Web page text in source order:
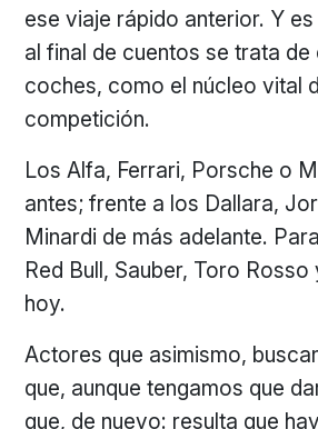
ese viaje rápido anterior. Y
al final de cuentos se trata
coches, como el núcleo vital
competición.
Los Alfa, Ferrari, Porsche o
antes; frente a los Dallara,
Minardi de más adelante.
Red Bull, Sauber, Toro
hoy.
Actores que asimismo,
que, aunque tengamos que
que, de nuevo: resulta que